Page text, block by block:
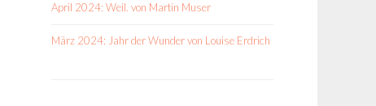
April 2024: Weil. von Martin Muser
März 2024: Jahr der Wunder von Louise Erdrich